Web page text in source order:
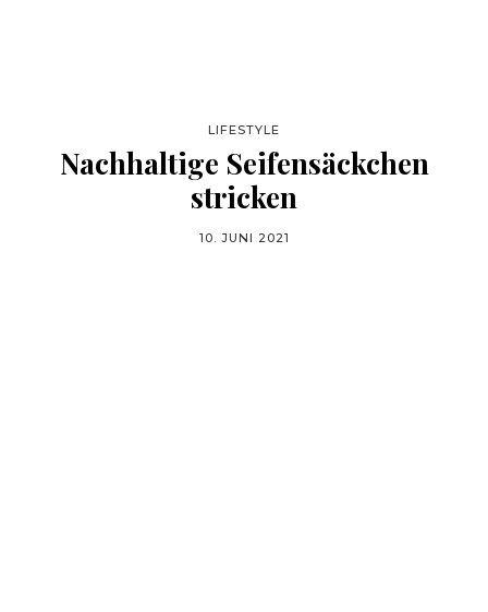
LIFESTYLE
Nachhaltige Seifensäckchen
stricken
10. JUNI 2021